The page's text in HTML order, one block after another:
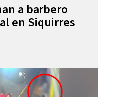
a barbero
en Siquirres